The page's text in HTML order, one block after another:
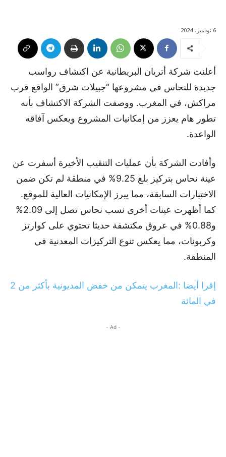
6 نوفمبر، 2024
أعلنت شركة أتريان البريطانية عن اكتشاف رواسب
جديدة للنحاس في مشروعها “جبيلات شرق” الواقع قرب
مراكش، في المغرب. ووصفت الشركة الاكتشاف بأنه
تطور هام يعزز من إمكانيات المشروع ويعكس آفاقه
الواعدة.
وأفادت الشركة بأن عمليات التنقيب الأخيرة أسفرت عن
عينة نحاس بتركيز بلغ 9.25% في منطقة لم تكن ضمن
الاختبارات السابقة، مما يبرز الإمكانيات العالية للموقع.
كما أظهرت عينات أخرى نسب نحاس تصل إلى 2.09%
و0.88% في عروق مكتشفة حديثا تحتوي على كوارتز
وكربونات، مما يعكس تنوع التركيزات المعدنية في
المنطقة.
إقرا أيضا :المغرب يتمكن من خفض المديونية بأكثر من 2
في المائة
- Ad -